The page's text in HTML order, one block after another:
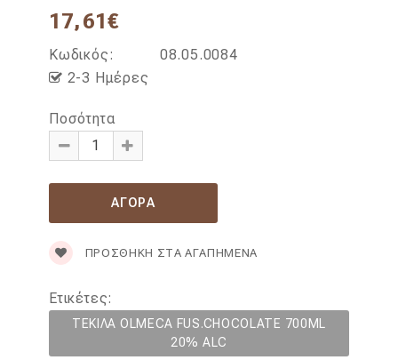
17,61€
Κωδικός:
08.05.0084
2-3 Ημέρες
Ποσότητα
ΠΡΟΣΘΉΚΗ ΣΤΑ ΑΓΑΠΗΜΈΝΑ
Ετικέτες:
ΤΕΚΙΛΑ OLMECA FUS.CHOCOLATE 700ML
20% ALC